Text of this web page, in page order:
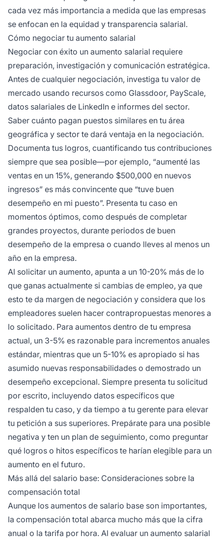
cada vez más importancia a medida que las empresas
se enfocan en la equidad y transparencia salarial.
Cómo negociar tu aumento salarial
Negociar con éxito un aumento salarial requiere
preparación, investigación y comunicación estratégica.
Antes de cualquier negociación, investiga tu valor de
mercado usando recursos como Glassdoor, PayScale,
datos salariales de LinkedIn e informes del sector.
Saber cuánto pagan puestos similares en tu área
geográfica y sector te dará ventaja en la negociación.
Documenta tus logros, cuantificando tus contribuciones
siempre que sea posible—por ejemplo, “aumenté las
ventas en un 15%, generando $500,000 en nuevos
ingresos” es más convincente que “tuve buen
desempeño en mi puesto”. Presenta tu caso en
momentos óptimos, como después de completar
grandes proyectos, durante periodos de buen
desempeño de la empresa o cuando lleves al menos un
año en la empresa.
Al solicitar un aumento, apunta a un 10-20% más de lo
que ganas actualmente si cambias de empleo, ya que
esto te da margen de negociación y considera que los
empleadores suelen hacer contrapropuestas menores a
lo solicitado. Para aumentos dentro de tu empresa
actual, un 3-5% es razonable para incrementos anuales
estándar, mientras que un 5-10% es apropiado si has
asumido nuevas responsabilidades o demostrado un
desempeño excepcional. Siempre presenta tu solicitud
por escrito, incluyendo datos específicos que
respalden tu caso, y da tiempo a tu gerente para elevar
tu petición a sus superiores. Prepárate para una posible
negativa y ten un plan de seguimiento, como preguntar
qué logros o hitos específicos te harían elegible para un
aumento en el futuro.
Más allá del salario base: Consideraciones sobre la
compensación total
Aunque los aumentos de salario base son importantes,
la compensación total abarca mucho más que la cifra
anual o la tarifa por hora. Al evaluar un aumento salarial